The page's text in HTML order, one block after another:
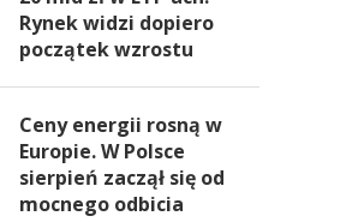
Rynek widzi dopiero
początek wzrostu
Ceny energii rosną w
Europie. W Polsce
sierpień zaczął się od
mocnego odbicia